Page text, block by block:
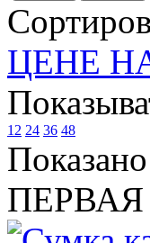
ЦЕНЕ
12 24 36 48
ПЕРВАЯ